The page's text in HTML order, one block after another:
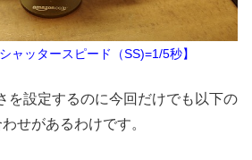
ャッタースピード（SS)=1/5秒】
を設定するのに今回だけでも以下の
せがあるわけです。